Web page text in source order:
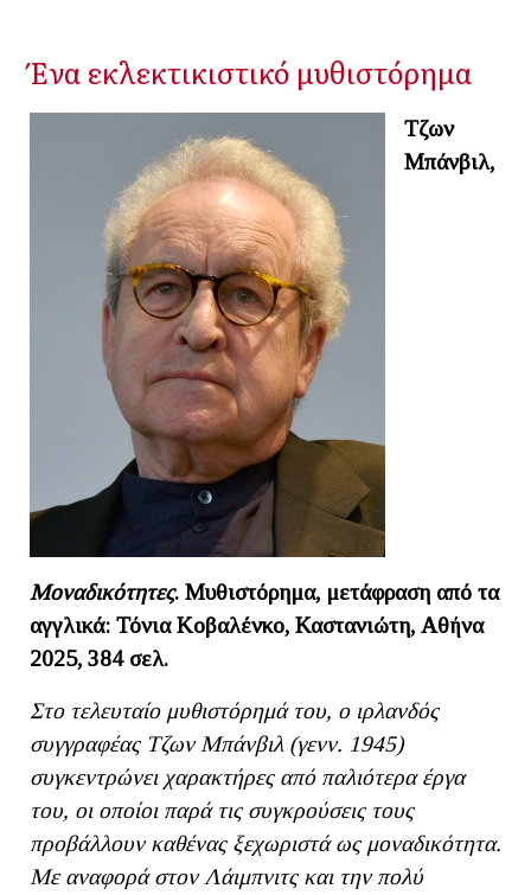
Ένα εκλεκτικιστικό μυθιστόρημα
Τζων
Μπάνβιλ,
Μοναδικότητες. Μυθιστόρημα, μετάφραση από τα
αγγλικά: Τόνια Κοβαλένκο, Καστανιώτη, Αθήνα
2025, 384 σελ.
Στο τελευταίο μυθιστόρημά του, ο ιρλανδός
συγγραφέας Τζων Μπάνβιλ (γενν. 1945)
συγκεντρώνει χαρακτήρες από παλιότερα έργα
του, οι οποίοι παρά τις συγκρούσεις τους
προβάλλουν καθένας ξεχωριστά ως μοναδικότητα.
Με αναφορά στον Λάιμπνιτς και την πολύ